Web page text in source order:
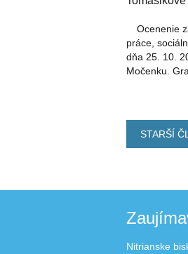
Ocenenie
práce,
dňa 25. 10.
Močenku.
STARŠÍ
Nitrianske